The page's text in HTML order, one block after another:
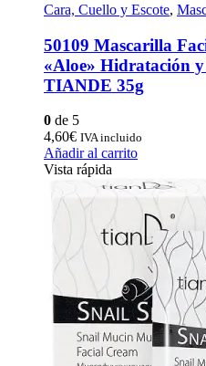
Cara, Cuello y Escote,
50109 Mascarilla
«Aloe» Hidratación
TIANDE 35g
0 de 5
4,60€ IVA incluido
Añadir al carrito
Vista rápida